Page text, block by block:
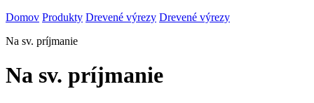
Domov Produkty Drevené výrezy Drevené výrezy
Na sv. príjmanie
Na sv. príjmanie